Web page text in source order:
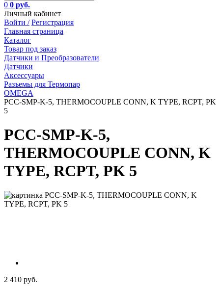
0 0 руб.
Личный кабинет
Войти / Регистрация
Главная страница
Каталог
Товар под заказ
Датчики и Преобразователи
Датчики
Аксессуары
Разъемы для Термопар
OMEGA
PCC-SMP-K-5, THERMOCOUPLE CONN, K TYPE, RCPT, PK
5
PCC-SMP-K-5,
THERMOCOUPLE CONN, K
TYPE, RCPT, PK 5
2 410 руб.